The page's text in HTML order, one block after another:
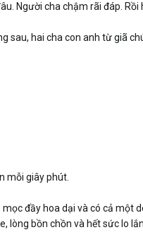
Người cha chậm rãi đáp. Rồi
hai cha con anh từ giã
mỗi giây phút.
đầy hoa dại và có cả một
bồn chồn và hết sức lo